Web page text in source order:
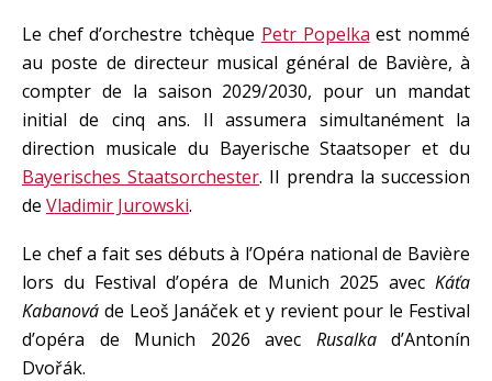
Le chef d’orchestre tchèque Petr Popelka est nommé
au poste de directeur musical général de Bavière, à
compter de la saison 2029/2030, pour un mandat
initial de cinq ans. Il assumera simultanément la
direction musicale du Bayerische Staatsoper et du
Bayerisches Staatsorchester. Il prendra la succession
de Vladimir Jurowski.
Le chef a fait ses débuts à l’Opéra national de Bavière
lors du Festival d’opéra de Munich 2025 avec Káťa
Kabanová de Leoš Janáček et y revient pour le Festival
d’opéra de Munich 2026 avec Rusalkad’Antonín
Dvořák.